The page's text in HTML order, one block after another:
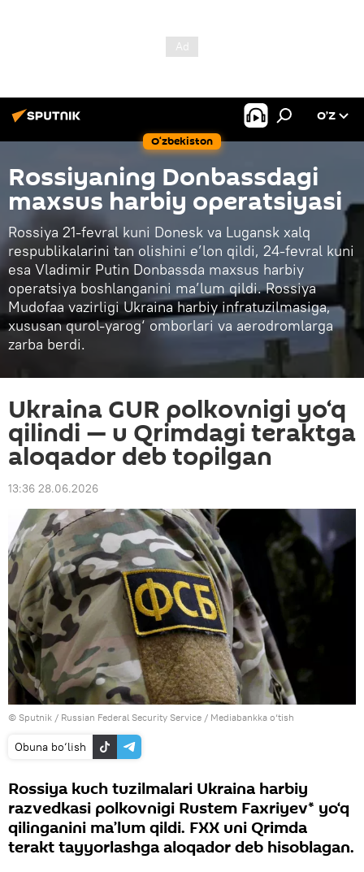
O‘zbekiston
O’Z
Rossiyaning Donbassdagi
maxsus harbiy operatsiyasi
Rossiya 21-fevral kuni Donesk va Lugansk xalq
respublikalarini tan olishini e’lon qildi, 24-fevral kuni
esa Vladimir Putin Donbassda maxsus harbiy
operatsiya boshlanganini ma’lum qildi. Rossiya
Mudofaa vazirligi Ukraina harbiy infratuzilmasiga,
xususan qurol-yarog‘ omborlari va aerodromlarga
zarba berdi.
Ukraina GUR polkovnigi yo‘q
qilindi — u Qrimdagi teraktga
aloqador deb topilgan
13:36 28.06.2026
© Sputnik / Russian Federal Security Service / Mediabankka o‘tish
Obuna bo‘lish
Rossiya kuch tuzilmalari Ukraina harbiy
razvedkasi polkovnigi Rustem Faxriyev* yo‘q
qilinganini ma’lum qildi. FXX uni Qrimda
terakt tayyorlashga aloqador deb hisoblagan.